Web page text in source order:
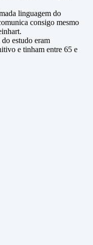
linguagem do
consigo mesmo
estudo eram
e tinham entre 65 e